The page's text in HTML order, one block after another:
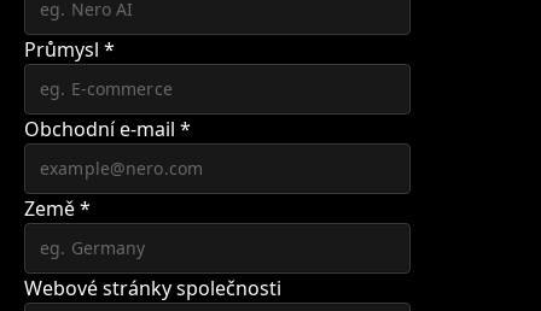
Průmysl *
Obchodní e-mail *
Země*
Webové stránky společnosti